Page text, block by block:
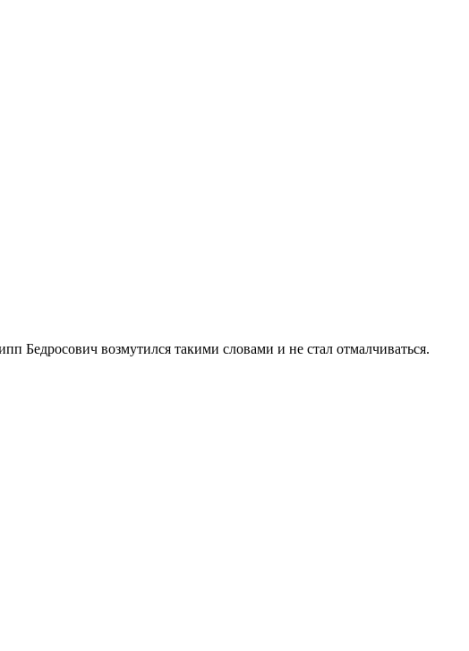
Бедросович возмутился такими словами и не стал отмалчиваться.